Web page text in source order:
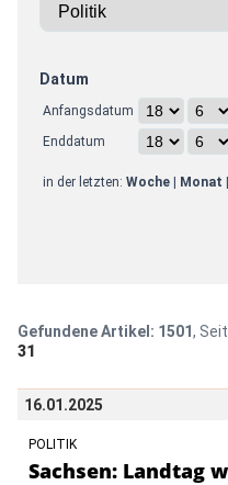
Datum
Anfangsdatum
Enddatum
in der letzten: Woche| Monat
Gefundene Artikel: 1501,
31
16.01.2025
POLITIK
Sachsen: Landtag